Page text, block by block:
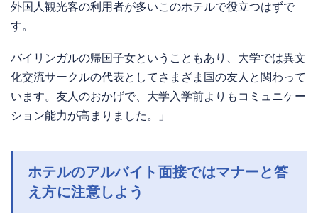
外国人観光客の利用者が多いこのホテルで役立つはずで
す。
バイリンガルの帰国子女ということもあり、大学では異文
化交流サークルの代表としてさまざま国の友人と関わって
います。友人のおかげで、大学入学前よりもコミュニケー
ション能力が高まりました。」
ホテルのアルバイト面接ではマナーと答
え方に注意しよう